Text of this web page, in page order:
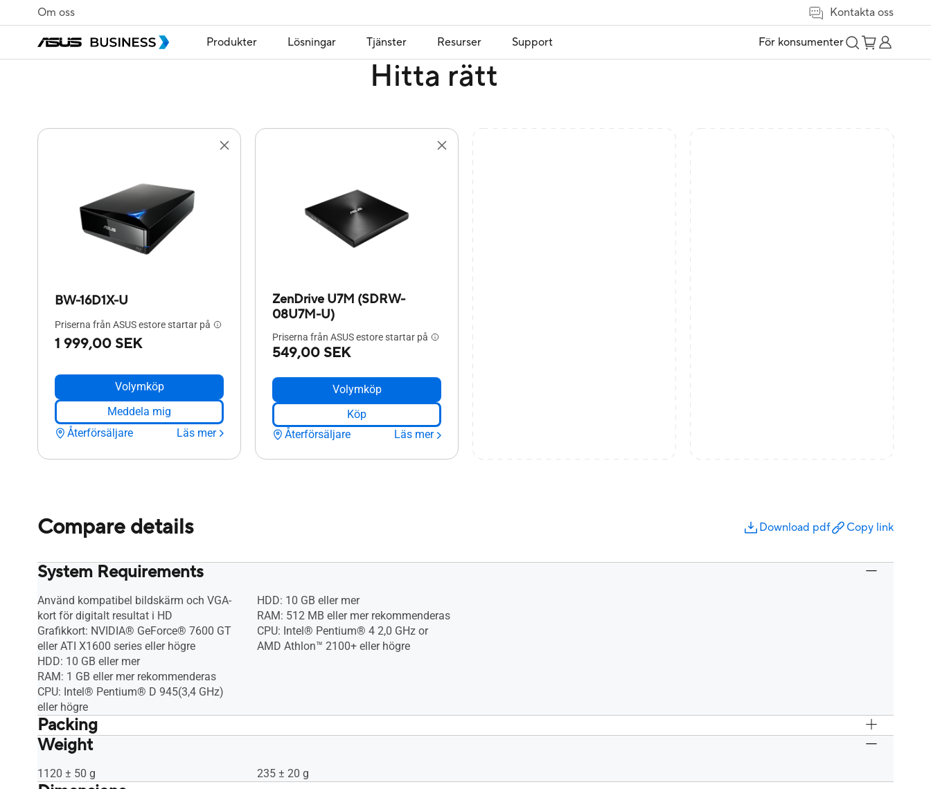
Om oss Kontakta oss
Produkter Lösningar Tjänster Resurser Support För konsumenter
Hitta rätt
BW-16D1X-U
Priserna från ASUS estore startar på
1 999,00 SEK
Volymköp
Meddela mig
Återförsäljare
Läs mer
ZenDrive U7M (SDRW-
08U7M-U)
Priserna från ASUS estore startar på
549,00 SEK
Volymköp
Köp
Återförsäljare
Läs mer
Compare details Download pdf Copy link
System Requirements
Använd kompatibel bildskärm och VGA-
kort för digitalt resultat i HD
Grafikkort: NVIDIA® GeForce® 7600 GT
eller ATI X1600 series eller högre
HDD: 10 GB eller mer
RAM: 1 GB eller mer rekommenderas
CPU: Intel® Pentium® D 945(3,4 GHz)
eller högre
HDD: 10 GB eller mer
RAM: 512 MB eller mer rekommenderas
CPU: Intel® Pentium® 4 2,0 GHz or
AMD Athlon™ 2100+ eller högre
Packing
Retail Box
Weight
1120 ± 50 g 235 ± 20 g